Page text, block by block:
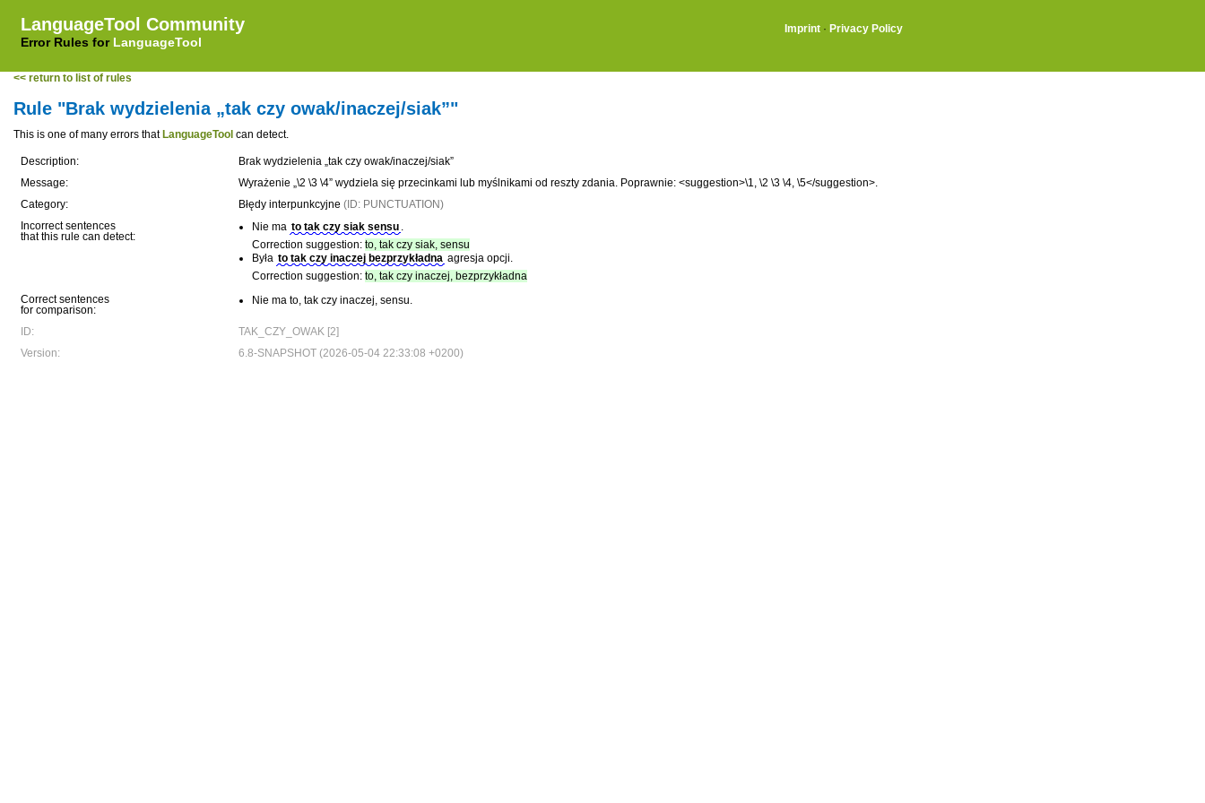
LanguageTool Community
Error Rules for LanguageTool
Imprint · Privacy Policy
<< return to list of rules
Rule "Brak wydzielenia „tak czy owak/inaczej/siak”"
This is one of many errors that LanguageTool can detect.
Description:
Brak wydzielenia „tak czy owak/inaczej/siak”
Message:
Wyrażenie „\2 \3 \4” wydziela się przecinkami lub myślnikami od reszty zdania. Poprawnie: <suggestion>\1, \2 \3 \4, \5</suggestion>.
Category:
Błędy interpunkcyjne (ID: PUNCTUATION)
Incorrect sentences
that this rule can detect:
Nie ma to tak czy siak sensu .
Correction suggestion: to, tak czy siak, sensu
Była to tak czy inaczej bezprzykładna agresja opcji.
Correction suggestion: to, tak czy inaczej, bezprzykładna
Correct sentences
for comparison:
Nie ma to, tak czy inaczej, sensu.
ID:
TAK_CZY_OWAK [2]
Version:
6.8-SNAPSHOT (2026-05-04 22:33:08 +0200)